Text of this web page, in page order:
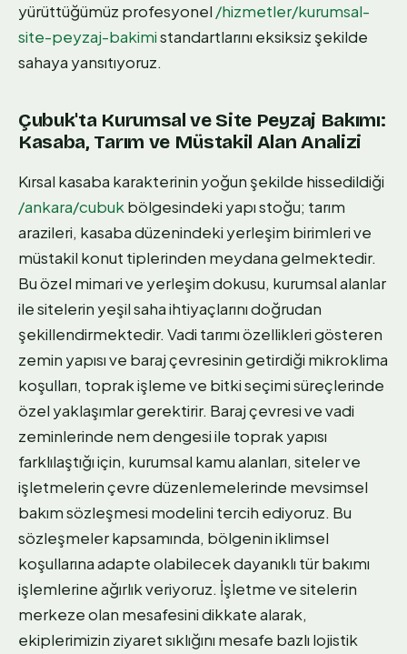
yürüttüğümüz profesyonel /hizmetler/kurumsal-
site-peyzaj-bakimistandartlarını eksiksiz şekilde
sahaya yansıtıyoruz.
Çubuk'ta Kurumsal ve Site Peyzaj Bakımı:
Kasaba, Tarım ve Müstakil Alan Analizi
Kırsal kasaba karakterinin yoğun şekilde hissedildiği
/ankara/cubuk bölgesindeki yapı stoğu; tarım
arazileri, kasaba düzenindeki yerleşim birimleri ve
müstakil konut tiplerinden meydana gelmektedir.
Bu özel mimari ve yerleşim dokusu, kurumsal alanlar
ile sitelerin yeşil saha ihtiyaçlarını doğrudan
şekillendirmektedir. Vadi tarımı özellikleri gösteren
zemin yapısı ve baraj çevresinin getirdiği mikroklima
koşulları, toprak işleme ve bitki seçimi süreçlerinde
özel yaklaşımlar gerektirir. Baraj çevresi ve vadi
zeminlerinde nem dengesi ile toprak yapısı
farklılaştığı için, kurumsal kamu alanları, siteler ve
işletmelerin çevre düzenlemelerinde mevsimsel
bakım sözleşmesi modelini tercih ediyoruz. Bu
sözleşmeler kapsamında, bölgenin iklimsel
koşullarına adapte olabilecek dayanıklı tür bakımı
işlemlerine ağırlık veriyoruz. İşletme ve sitelerin
merkeze olan mesafesini dikkate alarak,
ekiplerimizin ziyaret sıklığını mesafe bazlı lojistik